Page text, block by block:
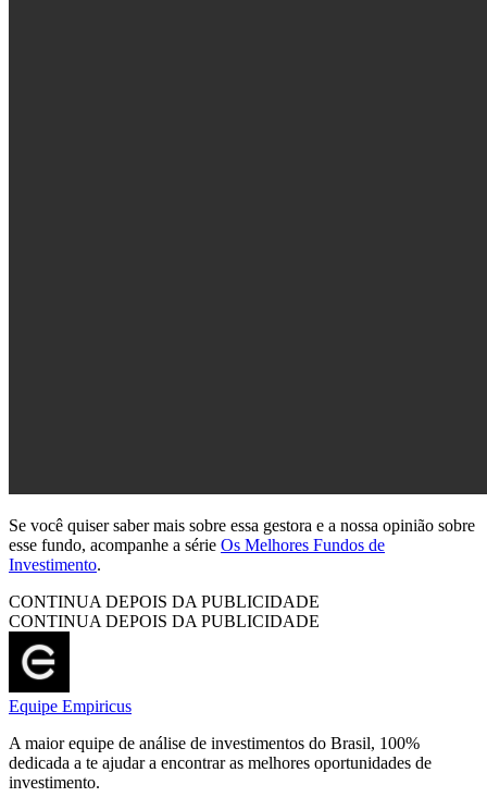
Se você quiser saber mais sobre essa gestora e a nossa opinião sobre
esse fundo, acompanhe a série Os Melhores Fundos de
Investimento.
CONTINUA DEPOIS DA PUBLICIDADE
CONTINUA DEPOIS DA PUBLICIDADE
Equipe Empiricus
A maior equipe de análise de investimentos do Brasil, 100%
dedicada a te ajudar a encontrar as melhores oportunidades de
investimento.